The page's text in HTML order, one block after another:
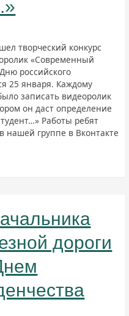
творческий конкурс
«Современный
российского
25 января. Каждому
записать видеоролик
он даст определение
Работы ребят
нашей группе в Вконтакте
дороги